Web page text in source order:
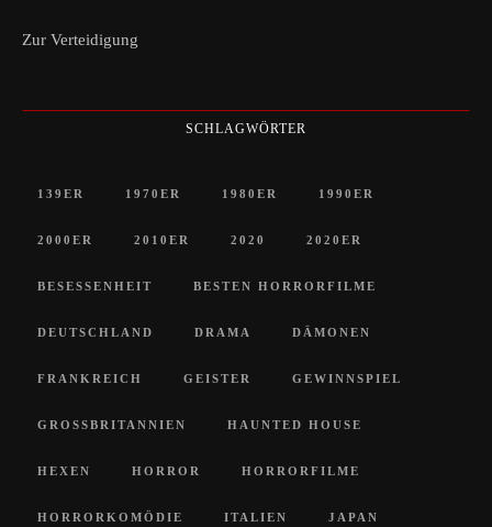
Zur Verteidigung
SCHLAGWÖRTER
139ER 1970ER 1980ER 1990ER
2000ER 2010ER 2020 2020ER
BESESSENHEIT BESTEN HORRORFILME
DEUTSCHLAND DRAMA DÄMONEN
FRANKREICH GEISTER GEWINNSPIEL
GROSSBRITANNIEN HAUNTED HOUSE
HEXEN HORROR HORRORFILME
HORRORKOMÖDIE ITALIEN JAPAN